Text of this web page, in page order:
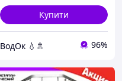
Купити
ВодОк 💧🚿 96%